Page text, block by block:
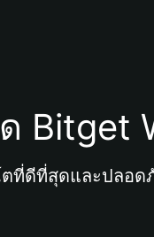
Bitget
ที่ดีที่สุดและปลอด